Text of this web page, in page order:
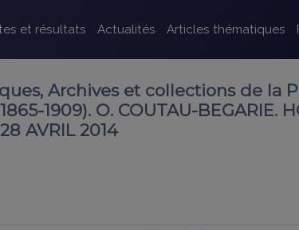
et résultats Actualités Articles thématiques
Archives et collections de la
1909). O. COUTAU-BEGARIE.
AVRIL 2014